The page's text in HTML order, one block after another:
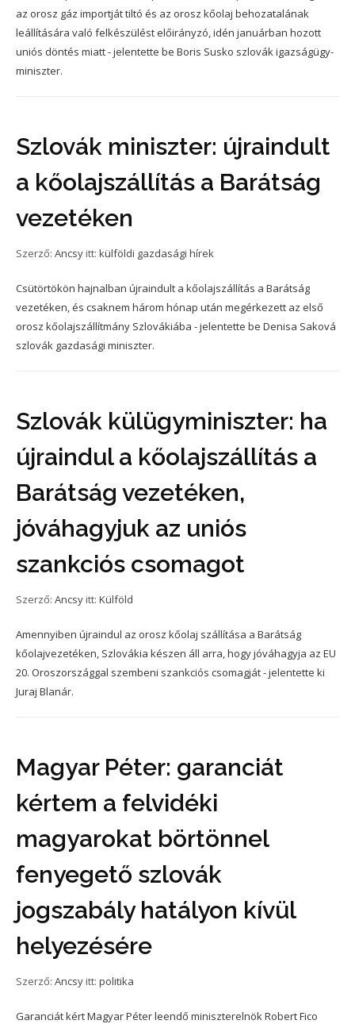
az orosz gáz importját tiltó és az orosz kőolaj behozatalának
leállítására való felkészülést előirányzó, idén januárban hozott
uniós döntés miatt - jelentette be Boris Susko szlovák igazságügy-
miniszter.
Szlovák miniszter: újraindult
a kőolajszállítás a Barátság
vezetéken
Szerző: Ancsy itt: külföldi gazdasági hírek
Csütörtökön hajnalban újraindult a kőolajszállítás a Barátság
vezetéken, és csaknem három hónap után megérkezett az első
orosz kőolajszállítmány Szlovákiába - jelentette be Denisa Saková
szlovák gazdasági miniszter.
Szlovák külügyminiszter: ha
újraindul a kőolajszállítás a
Barátság vezetéken,
jóváhagyjuk az uniós
szankciós csomagot
Szerző: Ancsy itt: Külföld
Amennyiben újraindul az orosz kőolaj szállítása a Barátság
kőolajvezetéken, Szlovákia készen áll arra, hogy jóváhagyja az EU
20. Oroszországgal szembeni szankciós csomagját - jelentette ki
Juraj Blanár.
Magyar Péter: garanciát
kértem a felvidéki
magyarokat börtönnel
fenyegető szlovák
jogszabály hatályon kívül
helyezésére
Szerző: Ancsy itt: politika
Garanciát kért Magyar Péter leendő miniszterelnök Robert Fico